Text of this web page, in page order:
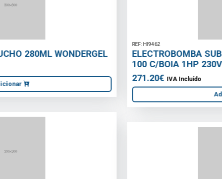
ELECTROBOMBA SUBMERSIVEL INOX KISON-
271.20€IVA Incluído
Adicionar